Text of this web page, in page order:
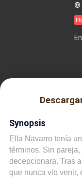
Synopsis
Ella Navarro tenía
términos. Sin
decepcionara. Tras
que nunca vio venir,